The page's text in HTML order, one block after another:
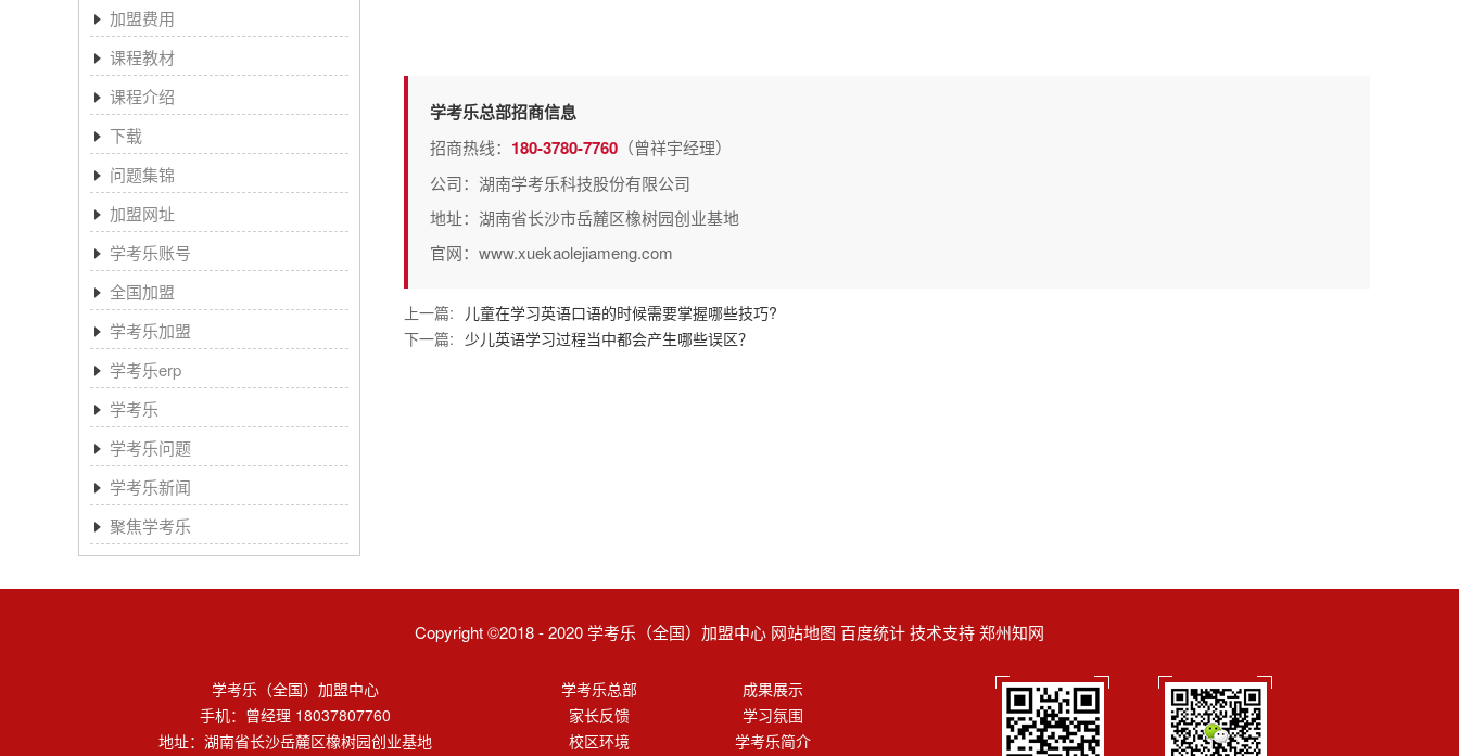
加盟费用
课程教材
课程介绍
下载
问题集锦
加盟网址
学考乐账号
全国加盟
学考乐加盟
学考乐erp
学考乐
学考乐问题
学考乐新闻
聚焦学考乐
学考乐总部招商信息
招商热线： 180-3780-7760 （曾祥宇经理）
公司：湖南学考乐科技股份有限公司
地址：湖南省长沙市岳麓区橡树园创业基地
官网：www.xuekaolejiameng.com
上一篇:
儿童在学习英语口语的时候需要掌握哪些技巧?
下一篇: 少儿英语学习过程当中都会产生哪些误区？
Copyright ©2018 - 2020 学考乐（全国）加盟中心 网站地图 百度统计 技术支持 郑州知网
学考乐（全国）加盟中心
手机：曾经理 18037807760
地址：湖南省长沙岳麓区橡树园创业基地
学考乐总部
成果展示
家长反馈
学习氛围
校区环境
学考乐简介